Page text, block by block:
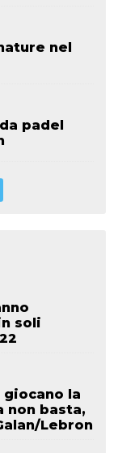
nel
padel
soli
la
non basta,
Lebron